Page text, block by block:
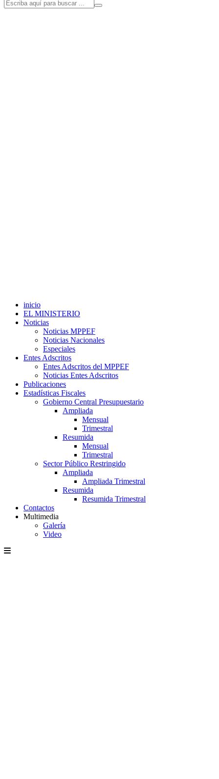
inicio
EL MINISTERIO
Noticias
Noticias MPPEF
Noticias Nacionales
Especiales
Entes Adscritos
Entes Adscritos del MPPEF
Noticias Entes Adscritos
Publicaciones
Estadísticas Fiscales
Gobierno Central Presupuestario
Ampliada
Mensual
Trimestral
Resumida
Mensual
Trimestral
Sector Público Restringido
Ampliada
Ampliada Trimestral
Resumida
Resumida Trimestral
Contactos
Multimedia
Galería
Video